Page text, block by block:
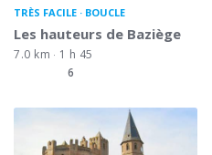
TRÈS FACILE BOUCLE
Les hauteurs de Baziège
7.0 km
1 h 45
6